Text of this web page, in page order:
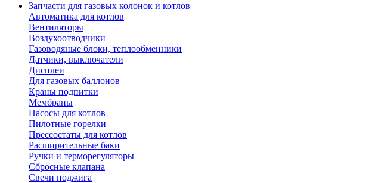
Запчасти для газовых колонок и котлов
Автоматика для котлов
Вентиляторы
Воздухоотводчики
Газоводяные блоки, теплообменники
Датчики, выключатели
Дисплеи
Для газовых баллонов
Краны подпитки
Мембраны
Насосы для котлов
Пилотные горелки
Прессостаты для котлов
Расширительные баки
Ручки и терморегуляторы
Сбросные клапана
Свечи поджига